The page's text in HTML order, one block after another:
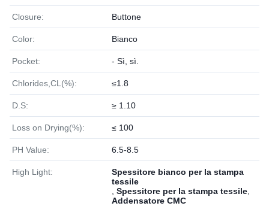
Closure: Buttone
Color: Bianco
Pocket: - Sì, sì.
Chlorides,CL(%): ≤1.8
D.S: ≥ 1.10
Loss on Drying(%): ≤ 100
PH Value: 6.5-8.5
High Light:
Spessitore bianco per la stampa
tessile
Spessitore per la stampa tessile
Addensatore CMC